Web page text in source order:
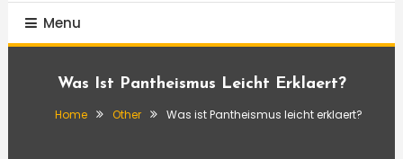
Menu
Was Ist Pantheismus Leicht Erklaert?
Home Other Was ist Pantheismus leicht erklaert?